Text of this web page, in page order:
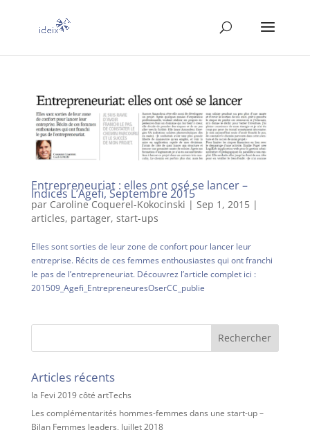
Entrepreneuriat : elles ont osé se lancer –
Indices L’Agefi, Septembre 2015
par Caroline Coquerel-Kokocinski | Sep 1, 2015|
articles, partager, start-ups
Elles sont sorties de leur zone de confort pour lancer leur
entreprise. Récits de ces femmes enthousiastes qui ont franchi
le pas de l’entrepreneuriat. Découvrez l’article complet ici :
201509_Agefi_EntrepreneuresOserCC_publie
Articles récents
la Fevi 2019 côté artTechs
Les complémentarités hommes-femmes dans une start-up –
Bilan Femmes leaders, Juillet 2018